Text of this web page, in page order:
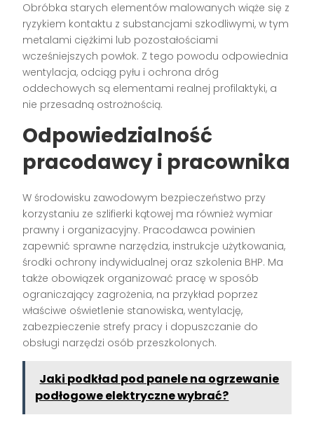
Obróbka starych elementów malowanych wiąże się z
ryzykiem kontaktu z substancjami szkodliwymi, w tym
metalami ciężkimi lub pozostałościami
wcześniejszych powłok. Z tego powodu odpowiednia
wentylacja, odciąg pyłu i ochrona dróg
oddechowych są elementami realnej profilaktyki, a
nie przesadną ostrożnością.
Odpowiedzialność
pracodawcy i pracownika
W środowisku zawodowym bezpieczeństwo przy
korzystaniu ze szlifierki kątowej ma również wymiar
prawny i organizacyjny. Pracodawca powinien
zapewnić sprawne narzędzia, instrukcje użytkowania,
środki ochrony indywidualnej oraz szkolenia BHP. Ma
także obowiązek organizować pracę w sposób
ograniczający zagrożenia, na przykład poprzez
właściwe oświetlenie stanowiska, wentylację,
zabezpieczenie strefy pracy i dopuszczanie do
obsługi narzędzi osób przeszkolonych.
Jaki podkład pod panele na ogrzewanie
podłogowe elektryczne wybrać?